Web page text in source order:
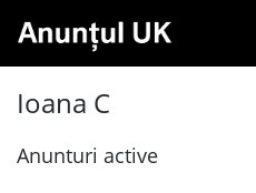
Ioana C
Anunturi active